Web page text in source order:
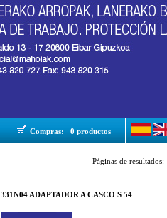
Compras: 0 productos
Páginas de resultados:
331N04 ADAPTADOR A CASCO S 54